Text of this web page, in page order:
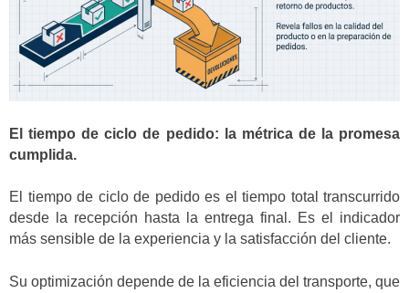
El tiempo de ciclo de pedido: la métrica de la promesa
cumplida.
El tiempo de ciclo de pedido es el tiempo total transcurrido
desde la recepción hasta la entrega final. Es el indicador
más sensible de la experiencia y la satisfacción del cliente.
Su optimización depende de la eficiencia del transporte, que